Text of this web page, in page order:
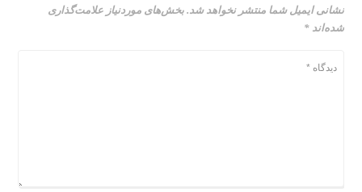
نشانی ایمیل شما منتشر نخواهد شد. بخش‌های موردنیاز علامت‌گذاری
شده‌اند*